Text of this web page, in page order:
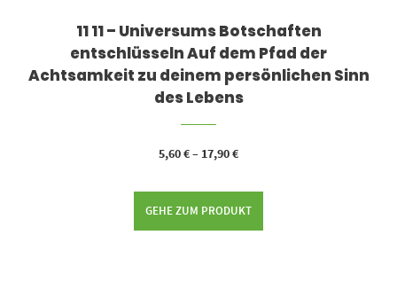
11 11 – Universums Botschaften
entschlüsseln Auf dem Pfad der
Achtsamkeit zu deinem persönlichen Sinn
des Lebens
5,60€– 17,90€
GEHE ZUM PRODUKT